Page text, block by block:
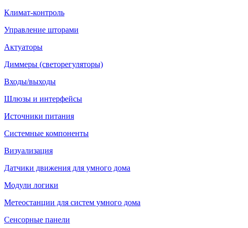
Климат-контроль
Управление шторами
Актуаторы
Диммеры (светорегуляторы)
Входы/выходы
Шлюзы и интерфейсы
Источники питания
Системные компоненты
Визуализация
Датчики движения для умного дома
Модули логики
Метеостанции для систем умного дома
Сенсорные панели